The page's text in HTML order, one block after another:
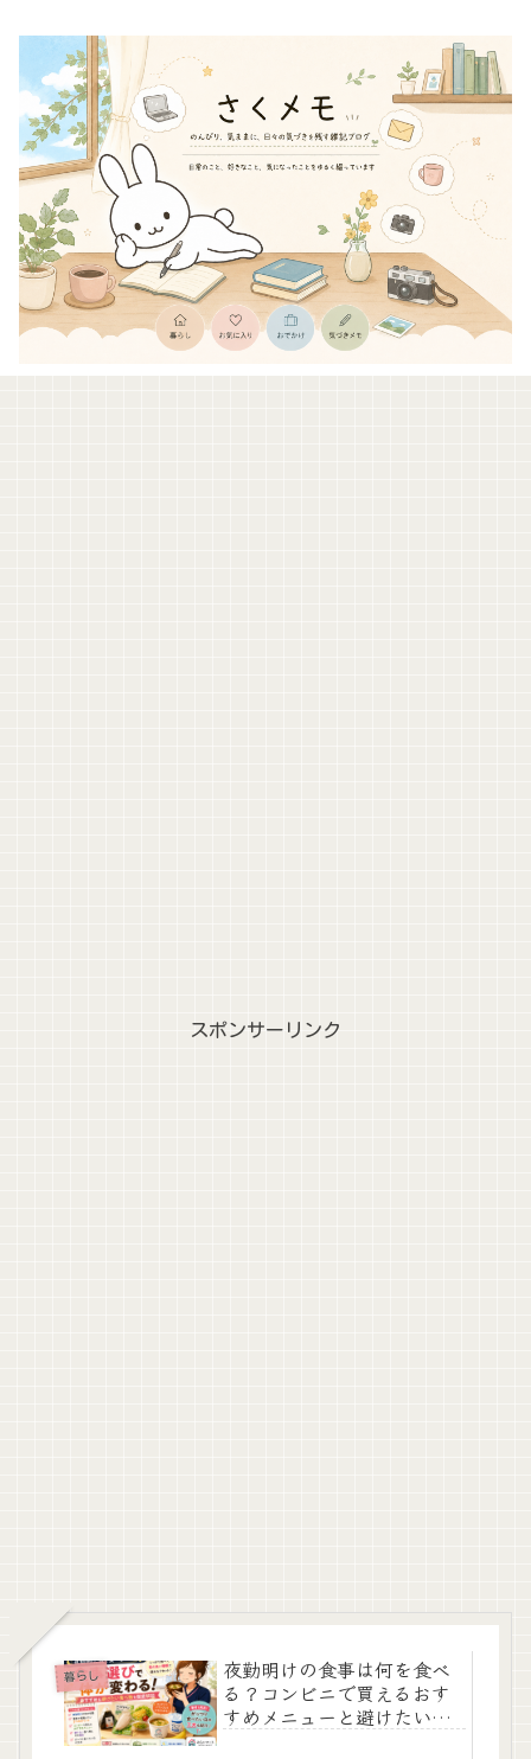
スポンサーリンク
暮らし
夜勤明けの食事は何を食べ
る？コンビニで買えるおす
すめメニューと避けたい食